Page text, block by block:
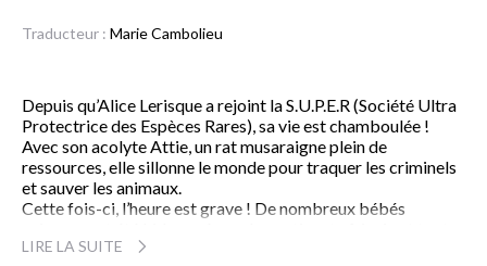
Traducteur : Marie Cambolieu
Depuis qu’Alice Lerisque a rejoint la S.U.P.E.R (Société Ultra
Protectrice des Espèces Rares), sa vie est chamboulée !
Avec son acolyte Attie, un rat musaraigne plein de
ressources, elle sillonne le monde pour traquer les criminels
et sauver les animaux.
Cette fois-ci, l’heure est grave ! De nombreux bébés
l’agence de la SUPER est en alerte. Alice et Attie s’envolent
LIRE LA SUITE